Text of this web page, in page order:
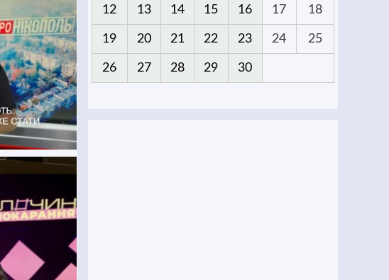
12 13 14 15 16 17 18
19 20 21 22 23 24 25
26 27 28 29 30